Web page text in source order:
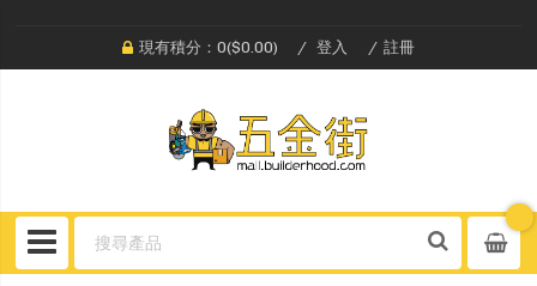
現有積分：0($0.00) 登入 註冊